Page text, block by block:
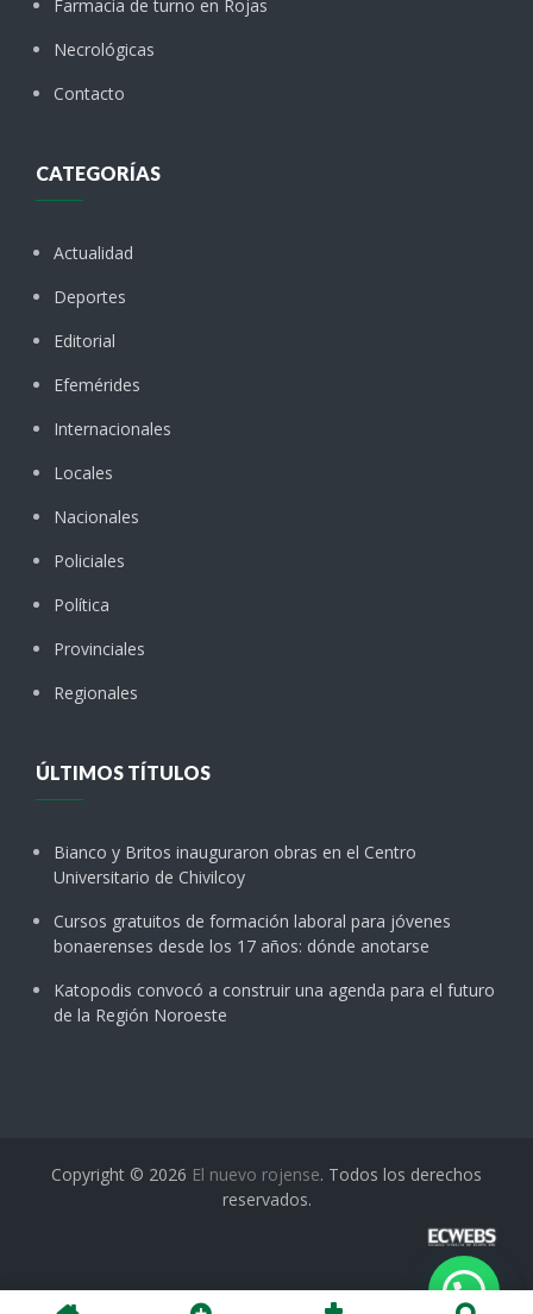
Farmacia de turno en Rojas
Necrológicas
Contacto
CATEGORÍAS
Actualidad
Deportes
Editorial
Efemérides
Internacionales
Locales
Nacionales
Policiales
Política
Provinciales
Regionales
ÚLTIMOS TÍTULOS
Bianco y Britos inauguraron obras en el Centro
Universitario de Chivilcoy
Cursos gratuitos de formación laboral para jóvenes
bonaerenses desde los 17 años: dónde anotarse
Katopodis convocó a construir una agenda para el futuro
de la Región Noroeste
Copyright © 2026 El nuevo rojense. Todos los derechos
reservados.